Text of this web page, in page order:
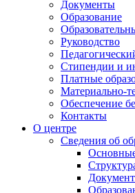
Документы
Образование
Руководство
Стипендии и
Платные
Материально-
Обеспечение
Контакты
О центре
Сведения об